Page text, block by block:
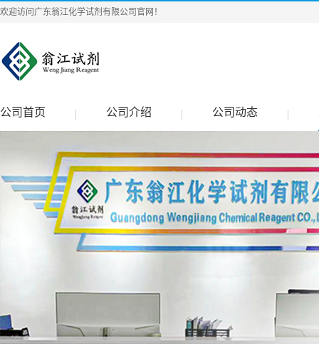
欢迎访问广东翁江化学试剂有限公司官网！
公司首页 公司介绍 公司动态